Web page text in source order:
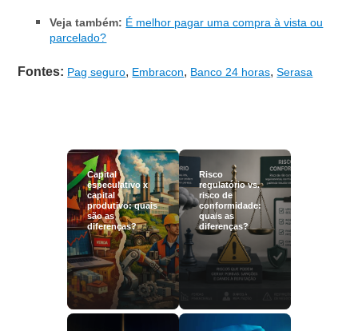
Veja também: É melhor pagar uma compra à vista ou
parcelado?
Fontes: Pag seguro, Embracon, Banco 24 horas,Serasa
Capital
especulativo x
capital
produtivo: quais
são as
diferenças?
Risco
regulatório vs.
risco de
conformidade:
quais as
diferenças?